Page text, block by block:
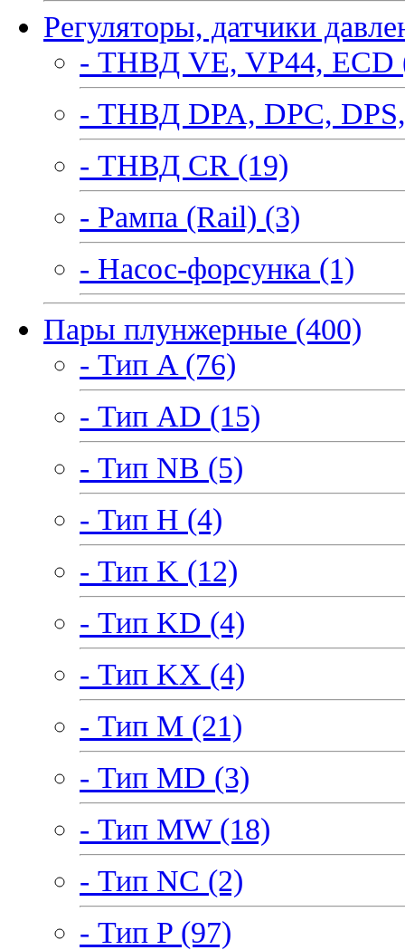
Регуляторы, датчики
- ТНВД VE, VP44, ECD
- ТНВД DPA, DPC,
- ТНВД CR (19)
- Рампа (Rail) (3)
- Насос-форсунка (1)
Пары плунжерные (400)
- Тип A (76)
- Тип AD (15)
- Тип NB (5)
- Тип H (4)
- Тип K (12)
- Тип KD (4)
- Тип KX (4)
- Тип M (21)
- Тип MD (3)
- Тип MW (18)
- Тип NC (2)
- Тип P (97)